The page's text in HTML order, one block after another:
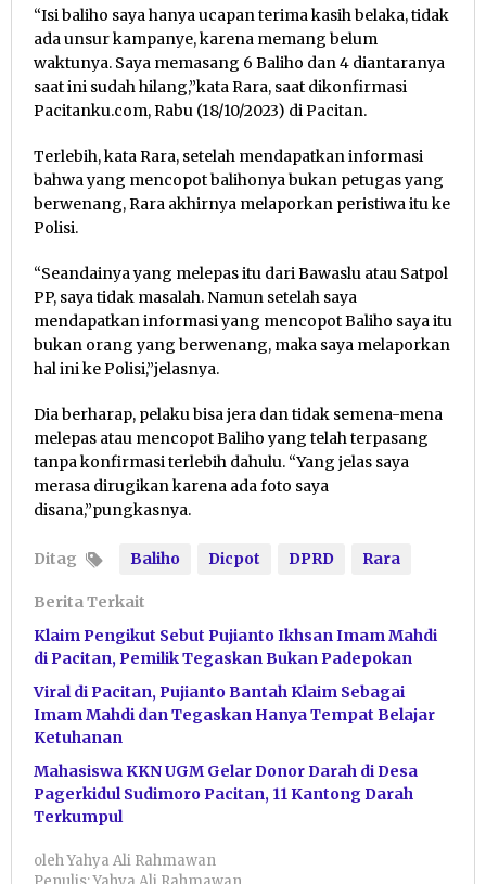
“Isi baliho saya hanya ucapan terima kasih belaka, tidak
ada unsur kampanye, karena memang belum
waktunya. Saya memasang 6 Baliho dan 4 diantaranya
saat ini sudah hilang,”kata Rara, saat dikonfirmasi
Pacitanku.com, Rabu (18/10/2023) di Pacitan.
Terlebih, kata Rara, setelah mendapatkan informasi
bahwa yang mencopot balihonya bukan petugas yang
berwenang, Rara akhirnya melaporkan peristiwa itu ke
Polisi.
“Seandainya yang melepas itu dari Bawaslu atau Satpol
PP, saya tidak masalah. Namun setelah saya
mendapatkan informasi yang mencopot Baliho saya itu
bukan orang yang berwenang, maka saya melaporkan
hal ini ke Polisi,”jelasnya.
Dia berharap, pelaku bisa jera dan tidak semena-mena
melepas atau mencopot Baliho yang telah terpasang
tanpa konfirmasi terlebih dahulu. “Yang jelas saya
merasa dirugikan karena ada foto saya
disana,”pungkasnya.
Ditag Baliho Dicpot DPRD Rara
Berita Terkait
Klaim Pengikut Sebut Pujianto Ikhsan Imam Mahdi
di Pacitan, Pemilik Tegaskan Bukan Padepokan
Viral di Pacitan, Pujianto Bantah Klaim Sebagai
Imam Mahdi dan Tegaskan Hanya Tempat Belajar
Ketuhanan
Mahasiswa KKN UGM Gelar Donor Darah di Desa
Pagerkidul Sudimoro Pacitan, 11 Kantong Darah
Terkumpul
olehYahya Ali Rahmawan